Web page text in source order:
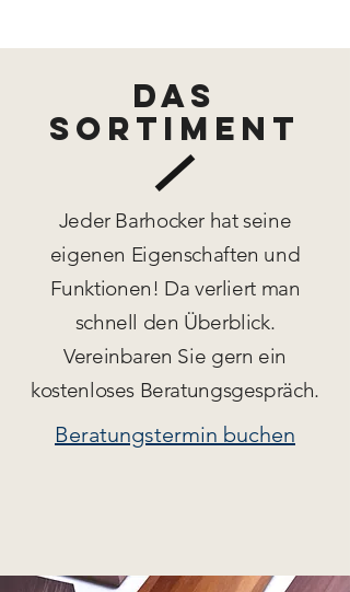
Das
Sortiment
Jeder Barhocker hat seine
eigenen Eigenschaften und
Funktionen! Da verliert man
schnell den Überblick.
Vereinbaren Sie gern ein
kostenloses Beratungsgespräch.
Beratungstermin buchen